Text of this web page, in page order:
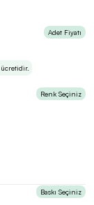
Adet Fiyatı
ücretidir.
Renk Seçiniz
Baskı Seçiniz